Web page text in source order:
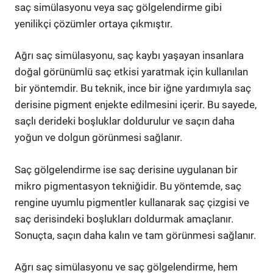
saç simülasyonu veya saç gölgelendirme gibi
yenilikçi çözümler ortaya çıkmıştır.
Ağrı saç simülasyonu, saç kaybı yaşayan insanlara
doğal görünümlü saç etkisi yaratmak için kullanılan
bir yöntemdir. Bu teknik, ince bir iğne yardımıyla saç
derisine pigment enjekte edilmesini içerir. Bu sayede,
saçlı derideki boşluklar doldurulur ve saçın daha
yoğun ve dolgun görünmesi sağlanır.
Saç gölgelendirme ise saç derisine uygulanan bir
mikro pigmentasyon tekniğidir. Bu yöntemde, saç
rengine uyumlu pigmentler kullanarak saç çizgisi ve
saç derisindeki boşlukları doldurmak amaçlanır.
Sonuçta, saçın daha kalın ve tam görünmesi sağlanır.
Ağrı saç simülasyonu ve saç gölgelendirme, hem